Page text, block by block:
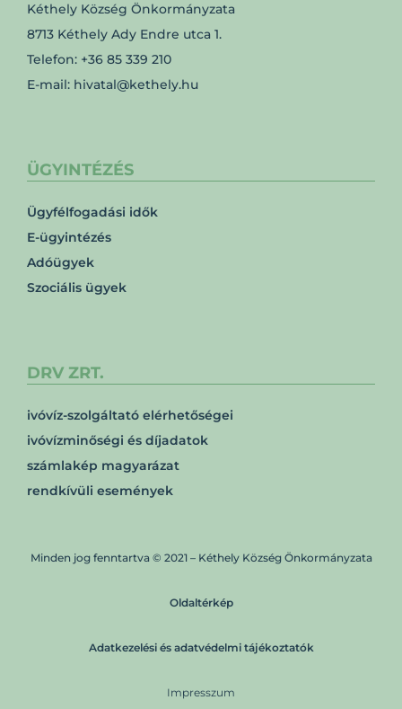
Kéthely Község Önkormányzata
8713 Kéthely Ady Endre utca 1.
Telefon: +36 85 339 210
E-mail: hivatal@kethely.hu
ÜGYINTÉZÉS
Ügyfélfogadási idők
E-ügyintézés
Adóügyek
Szociális ügyek
DRV ZRT.
ivóvíz-szolgáltató elérhetőségei
ivóvízminőségi és díjadatok
számlakép magyarázat
rendkívüli események
Minden jog fenntartva © 2021 – Kéthely Község Önkormányzata
Oldaltérkép
Adatkezelési és adatvédelmi tájékoztatók
Impresszum